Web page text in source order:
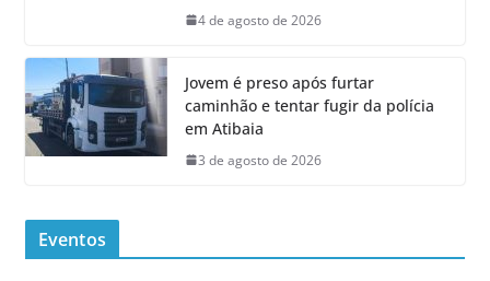
4 de agosto de 2026
Jovem é preso após furtar
caminhão e tentar fugir da polícia
em Atibaia
3 de agosto de 2026
Eventos